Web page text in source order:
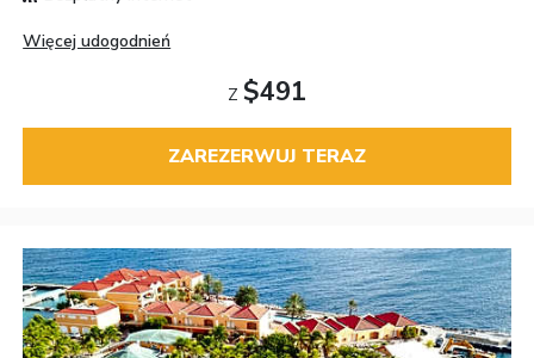
Więcej udogodnień
Z $491
ZAREZERWUJ TERAZ